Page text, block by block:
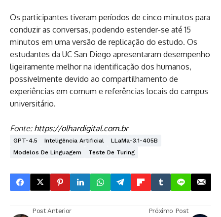
Os participantes tiveram períodos de cinco minutos para
conduzir as conversas, podendo estender-se até 15
minutos em uma versão de replicação do estudo. Os
estudantes da UC San Diego apresentaram desempenho
ligeiramente melhor na identificação dos humanos,
possivelmente devido ao compartilhamento de
experiências em comum e referências locais do campus
universitário.
Fonte: https://olhardigital.com.br
GPT-4.5 Inteligência Artificial
LLaMa-3.1-405B
Modelos De Linguagem
Teste De Turing
Post Anterior Próximo Post